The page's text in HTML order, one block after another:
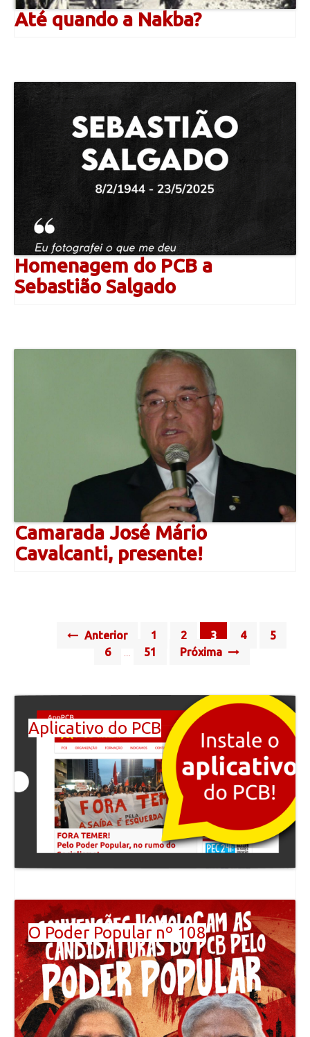
Até quando a Nakba?
Homenagem do PCB a
Sebastião Salgado
Camarada José Mário
Cavalcanti, presente!
Anterior 1 2 3 4
5
6
51 Próxima
Aplicativo do PCB
O Poder Popular nº 108